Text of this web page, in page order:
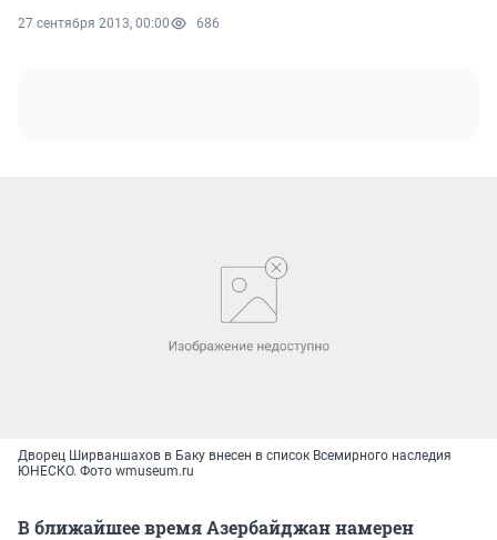
27 сентября 2013, 00:00 686
Дворец Ширваншахов в Баку внесен в список Всемирного наследия
ЮНЕСКО. Фото wmuseum.ru
В ближайшее время Азербайджан намерен